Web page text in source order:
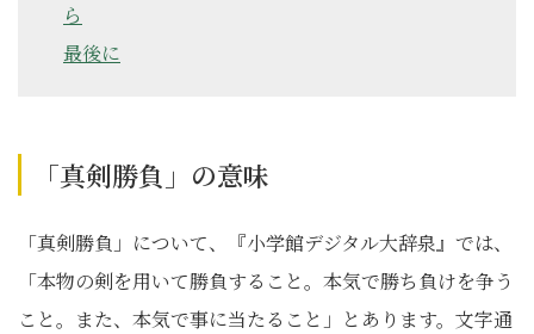
ら
最後に
「真剣勝負」の意味
「真剣勝負」について、『⼩学館デジタル⼤辞泉』では、
「本物の剣を用いて勝負すること。本気で勝ち負けを争う
こと。また、本気で事に当たること」とあります。文字通